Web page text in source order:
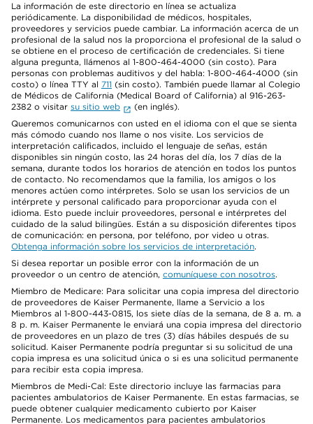
La información de este directorio en línea se actualiza
periódicamente. La disponibilidad de médicos, hospitales,
proveedores y servicios puede cambiar. La información acerca de un
profesional de la salud nos la proporciona el profesional de la salud o
se obtiene en el proceso de certificación de credenciales. Si tiene
alguna pregunta, llámenos al 1-800-464-4000 (sin costo). Para
personas con problemas auditivos y del habla: 1-800-464-4000 (sin
costo) o línea TTY al 711 (sin costo). También puede llamar al Colegio
de Médicos de California (Medical Board of California) al 916-263-
2382 o visitar su sitio web
(en inglés).
Queremos comunicarnos con usted en el idioma con el que se sienta
más cómodo cuando nos llame o nos visite. Los servicios de
interpretación calificados, incluido el lenguaje de señas, están
disponibles sin ningún costo, las 24 horas del día, los 7 días de la
semana, durante todos los horarios de atención en todos los puntos
de contacto. No recomendamos que la familia, los amigos o los
menores actúen como intérpretes. Solo se usan los servicios de un
intérprete y personal calificado para proporcionar ayuda con el
idioma. Esto puede incluir proveedores, personal e intérpretes del
cuidado de la salud bilingües. Están a su disposición diferentes tipos
de comunicación: en persona, por teléfono, por video u otras.
Obtenga información sobre los servicios de interpretación.
Si desea reportar un posible error con la información de un
proveedor o un centro de atención, comuníquese con nosotros.
Miembro de Medicare: Para solicitar una copia impresa del directorio
de proveedores de Kaiser Permanente, llame a Servicio a los
Miembros al 1-800-443-0815, los siete días de la semana, de 8 a. m. a
8 p. m. Kaiser Permanente le enviará una copia impresa del directorio
de proveedores en un plazo de tres (3) días hábiles después de su
solicitud. Kaiser Permanente podría preguntar si su solicitud de una
copia impresa es una solicitud única o si es una solicitud permanente
para recibir esta copia impresa.
Miembros de Medi-Cal: Este directorio incluye las farmacias para
pacientes ambulatorios de Kaiser Permanente. En estas farmacias, se
puede obtener cualquier medicamento cubierto por Kaiser
Permanente. Los medicamentos para pacientes ambulatorios